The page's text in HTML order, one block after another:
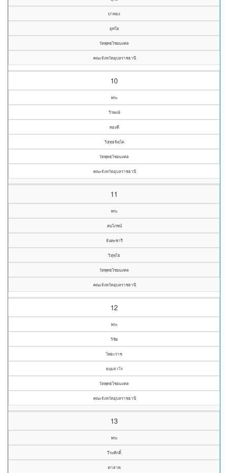
ปาทอง
อุทโย
วัดพุทธไชยมงคล
คณะจังหวัดอุบลราชธานี
10
พระ
วีรพงษ์
ทองดี
วิสุทฺธจิตฺโต
วัดพุทธไชยมงคล
คณะจังหวัดอุบลราชธานี
11
พระ
สมโภชน์
จันทะชารี
วิสุทฺโธ
วัดพุทธไชยมงคล
คณะจังหวัดอุบลราชธานี
12
พระ
วิชัย
ไพยะราช
ธมฺมจาโร
วัดพุทธไชยมงคล
คณะจังหวัดอุบลราชธานี
13
พระ
วีระศักดิ์
ดาลาด